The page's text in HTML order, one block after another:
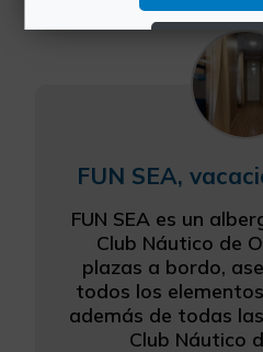
FUN SEA,
FUN SEA es un
Club Náutico de
plazas a bordo,
todos los
además de todas
Club Náutico
Rechazar
Configurar